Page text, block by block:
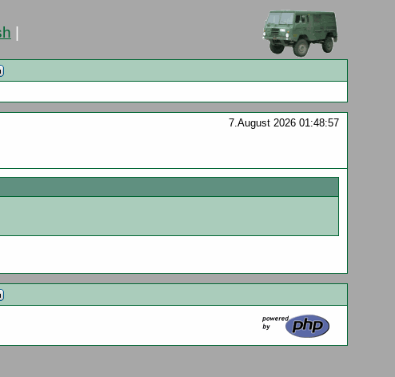
7.August 2026 01:48:57